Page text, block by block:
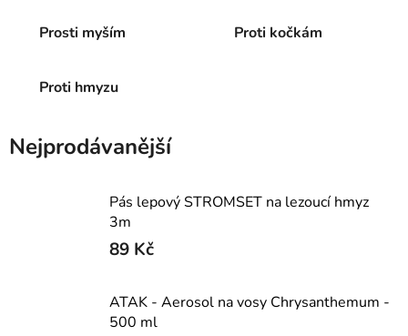
Prosti myším Proti kočkám
Proti hmyzu
Nejprodávanější
Pás lepový STROMSET na lezoucí hmyz
3m
89 Kč
ATAK - Aerosol na vosy Chrysanthemum -
500 ml